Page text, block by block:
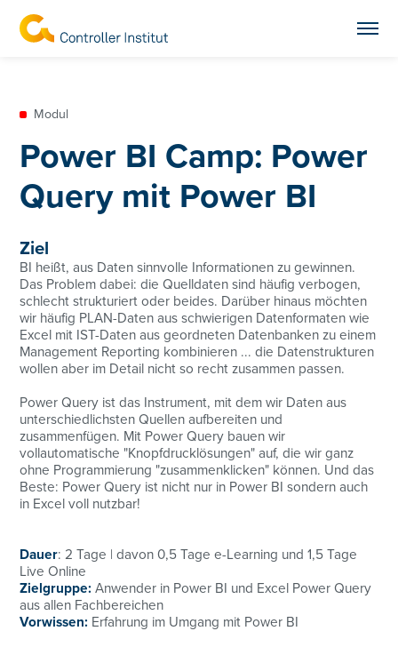
Modul
Power BI Camp: Power
Query mit Power BI
Ziel
BI heißt, aus Daten sinnvolle Informationen zu gewinnen.
Das Problem dabei: die Quelldaten sind häufig verbogen,
schlecht strukturiert oder beides. Darüber hinaus möchten
wir häufig PLAN-Daten aus schwierigen Datenformaten wie
Excel mit IST-Daten aus geordneten Datenbanken zu einem
Management Reporting kombinieren ... die Datenstrukturen
wollen aber im Detail nicht so recht zusammen passen.
Power Query ist das Instrument, mit dem wir Daten aus
unterschiedlichsten Quellen aufbereiten und
zusammenfügen. Mit Power Query bauen wir
vollautomatische "Knopfdrucklösungen" auf, die wir ganz
ohne Programmierung "zusammenklicken" können. Und das
Beste: Power Query ist nicht nur in Power BI sondern auch
in Excel voll nutzbar!
Dauer: 2 Tage | davon 0,5 Tage e-Learning und 1,5 Tage
Live Online
Zielgruppe:Anwender in Power BI und Excel Power Query
aus allen Fachbereichen
Vorwissen: Erfahrung im Umgang mit Power BI